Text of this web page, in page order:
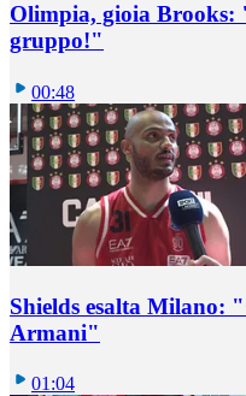
Olimpia, gioia Brooks:
gruppo!"
00:48
Shields esalta Milano:
Armani"
01:04